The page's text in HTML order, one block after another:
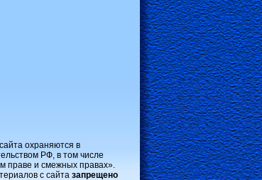
охраняются в
РФ, в том числе
праве и смежных правах».
с сайта запрещено